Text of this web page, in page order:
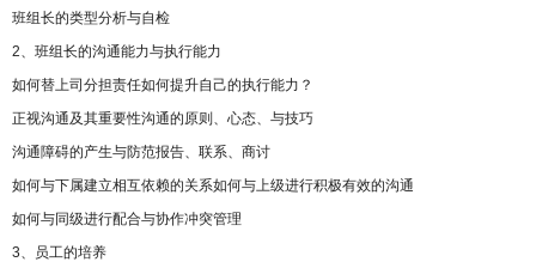
班组长的类型分析与自检
2、班组长的沟通能力与执行能力
如何替上司分担责任如何提升自己的执行能力？
正视沟通及其重要性沟通的原则、心态、与技巧
沟通障碍的产生与防范报告、联系、商讨
如何与下属建立相互依赖的关系如何与上级进行积极有效的沟通
如何与同级进行配合与协作冲突管理
3、员工的培养